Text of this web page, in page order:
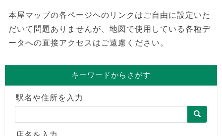
本屋マップの各ページヘのリンクはご自由に設定いた
だいて問題ありませんが、地図で使用している各種デ
ータへの直接アクセスはご遠慮ください。
キーワードからさがす
駅名や住所を入力